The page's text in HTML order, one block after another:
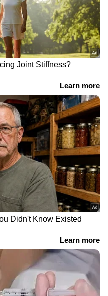
കഴുകിയാൽ കൈകൾ
സോപ്പ് കൊണ്ട്
ചെലവു
എണ്ണയേയും
നശിപ്പിക്കാൻ
8
സോപ്പുയോഗിച്ച്
തേയ്ക്കുക
തേയ്ക്കുക